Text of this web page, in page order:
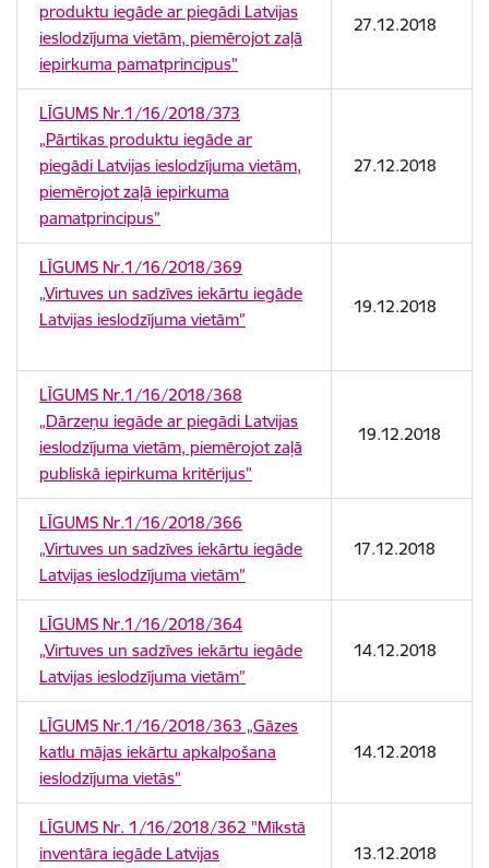
produktu iegāde ar piegādi Latvijas
ieslodzījuma vietām, piemērojot zaļā
iepirkuma pamatprincipus”
27.12.2018
LĪGUMS Nr.1/16/2018/373
„Pārtikas produktu iegāde ar
piegādi Latvijas ieslodzījuma vietām,
piemērojot zaļā iepirkuma
pamatprincipus”
27.12.2018
LĪGUMS Nr.1/16/2018/369
„Virtuves un sadzīves iekārtu iegāde
Latvijas ieslodzījuma vietām”
19.12.2018
LĪGUMS Nr.1/16/2018/368
„Dārzeņu iegāde ar piegādi Latvijas
ieslodzījuma vietām, piemērojot zaļā
publiskā iepirkuma kritērijus”
19.12.2018
LĪGUMS Nr.1/16/2018/366
„Virtuves un sadzīves iekārtu iegāde
Latvijas ieslodzījuma vietām”
17.12.2018
LĪGUMS Nr.1/16/2018/364
„Virtuves un sadzīves iekārtu iegāde
Latvijas ieslodzījuma vietām”
14.12.2018
LĪGUMS Nr.1/16/2018/363 „Gāzes
katlu mājas iekārtu apkalpošana
ieslodzījuma vietās”
14.12.2018
LĪGUMS Nr. 1/16/2018/362 "Mīkstā
inventāra iegāde Latvijas
13.12.2018